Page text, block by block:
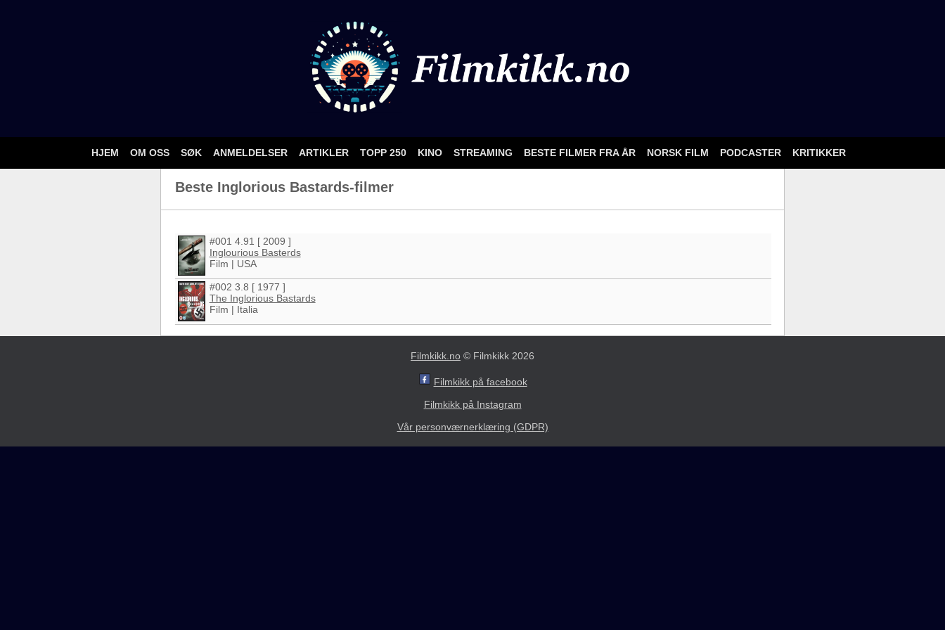
HJEM OM OSS SØK ANMELDELSER ARTIKLER TOPP 250 KINO STREAMING BESTE FILMER FRA ÅR NORSK FILM PODCASTER KRITIKKER
Beste Inglorious Bastards-filmer
#001 4.91 [ 2009 ]
Inglourious Basterds
Film | USA
#002 3.8 [ 1977 ]
The Inglorious Bastards
Film | Italia
Filmkikk.no © Filmkikk 2026
Filmkikk på facebook
Filmkikk på Instagram
Vår personværnerklæring (GDPR)